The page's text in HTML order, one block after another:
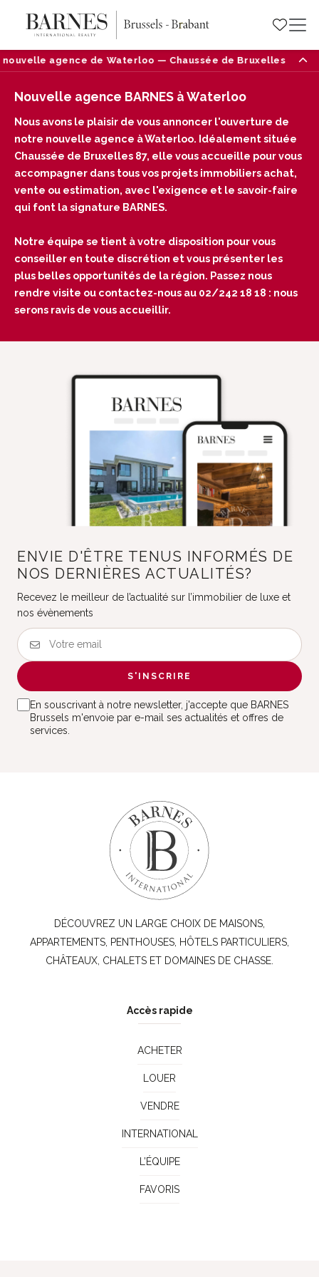
agence de Waterloo — Chaussée de Bruxelles 87,
Nouvelle agence BARNES à Waterloo
Nous avons le plaisir de vous annoncer l'ouverture de
notre nouvelle agence à Waterloo. Idéalement située
Chaussée de Bruxelles 87, elle vous accueille pour vous
accompagner dans tous vos projets immobiliers achat,
vente ou estimation, avec l'exigence et le savoir-faire
qui font la signature BARNES.
Notre équipe se tient à votre disposition pour vous
conseiller en toute discrétion et vous présenter les
plus belles opportunités de la région. Passez nous
rendre visite ou contactez-nous au 02/242 18 18 : nous
serons ravis de vous accueillir.
ENVIE D'ÊTRE TENUS INFORMÉS DE
NOS DERNIÈRES ACTUALITÉS?
Recevez le meilleur de l’actualité sur l’immobilier de luxe et
nos évènements
S'INSCRIRE
En souscrivant à notre newsletter, j'accepte que BARNES
Brussels m'envoie par e-mail ses actualités et offres de
services.
DÉCOUVREZ UN LARGE CHOIX DE MAISONS,
APPARTEMENTS, PENTHOUSES, HÔTELS PARTICULIERS,
CHÂTEAUX, CHALETS ET DOMAINES DE CHASSE.
Accès rapide
ACHETER
LOUER
VENDRE
INTERNATIONAL
L’ÉQUIPE
FAVORIS